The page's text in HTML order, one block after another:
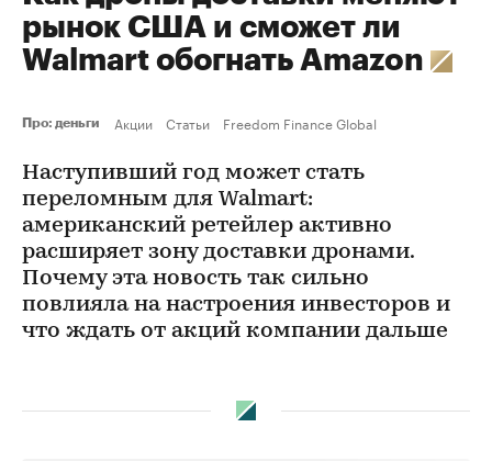
рынок США и сможет ли
Walmart обогнать Amazon
Про: деньги Акции Статьи Freedom Finance Global
Наступивший год может стать
переломным для Walmart:
американский ретейлер активно
расширяет зону доставки дронами.
Почему эта новость так сильно
повлияла на настроения инвесторов и
что ждать от акций компании дальше